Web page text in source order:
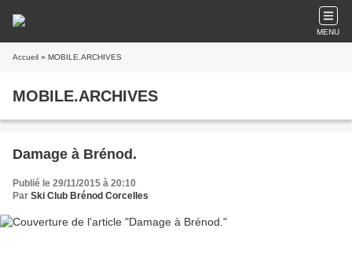
MENU
Accueil » MOBILE.ARCHIVES
MOBILE.ARCHIVES
Damage à Brénod.
Publié le 29/11/2015 à 20:10
Par Ski Club Brénod Corcelles